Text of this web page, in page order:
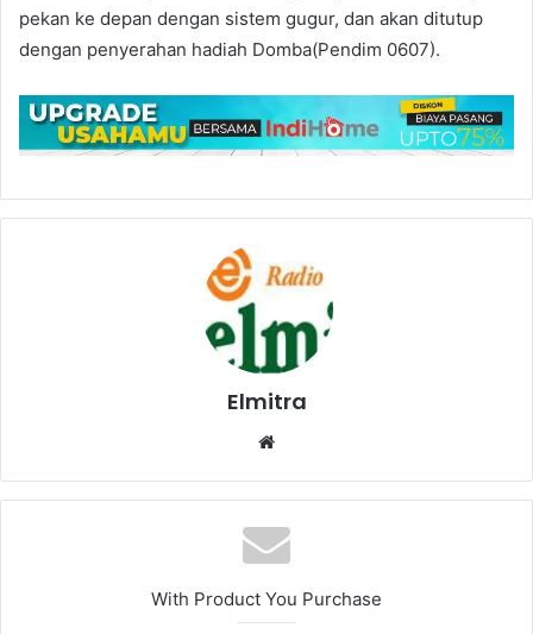
pekan ke depan dengan sistem gugur, dan akan ditutup
dengan penyerahan hadiah Domba(Pendim 0607).
Elmitra
Website
With Product You Purchase